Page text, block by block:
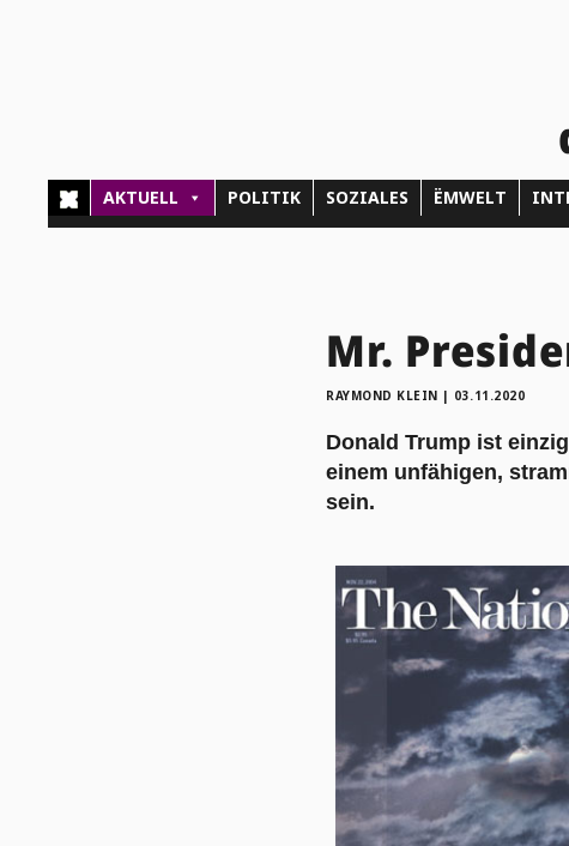
AKTUELL POLITIK SOZIALES ËMWELT
Mr.
RAYMOND KLEIN | 03.11.2020
Donald Trump ist
einem unfähigen,
sein.